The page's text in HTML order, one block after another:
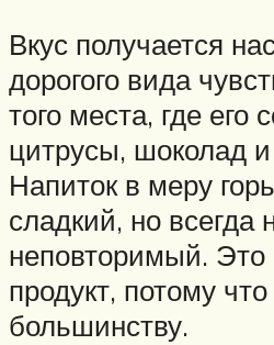
Вкус получается
дорогого вида
того места, где его
цитрусы, шоколад и
Напиток в меру
сладкий, но
неповторимый.
продукт, потому
большинству.